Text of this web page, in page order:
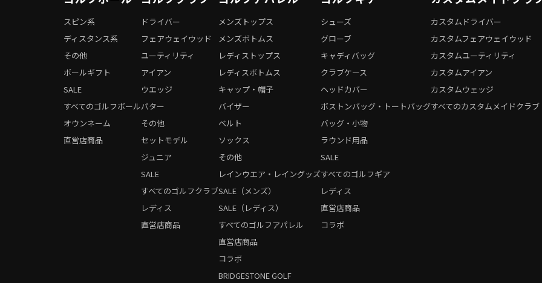
オウンネーム
直営店商品
スピン系
ディスタンス系
その他
ボールギフト
SALE
すべてのゴルフボール
レディス
直営店商品
ドライバー
フェアウェイウッド
ユーティリティ
アイアン
ウエッジ
パター
その他
セットモデル
ジュニア
SALE
すべてのゴルフクラブ
直営店商品
コラボ
BRIDGESTONE GOLF
メンズトップス
メンズボトムス
レディストップス
レディスボトムス
キャップ・帽子
バイザー
ベルト
ソックス
その他
レインウエア・レイングッズ
SALE（メンズ）
SALE（レディス）
すべてのゴルフアパレル
レディス
直営店商品
コラボ
シューズ
グローブ
キャディバッグ
クラブケース
ヘッドカバー
ボストンバッグ・トートバッグ
バッグ・小物
ラウンド用品
SALE
すべてのゴルフギア
カスタムドライバー
カスタムフェアウェイウッド
カスタムユーティリティ
カスタムアイアン
カスタムウェッジ
すべてのカスタムメイドクラブ